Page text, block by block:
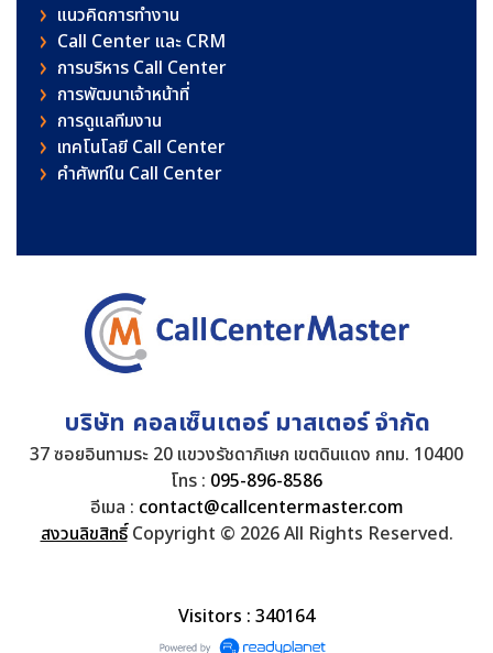
แนวคิดการทำงาน
Call Center และ CRM
การบริหาร Call Center
การพัฒนาเจ้าหน้าที่
การดูแลทีมงาน
เทคโนโลยี Call Center
คําศัพท์ใน Call Center
บริษัท คอลเซ็นเตอร์ มาสเตอร์ จำกัด
37 ซอยอินทามระ 20 แขวงรัชดาภิเษก เขตดินแดง กทม. 10400
โทร : 095-896-8586
อีเมล : contact@callcentermaster.com
สงวนลิขสิทธิ์Copyright © 2026 All Rights Reserved.
Visitors : 340164